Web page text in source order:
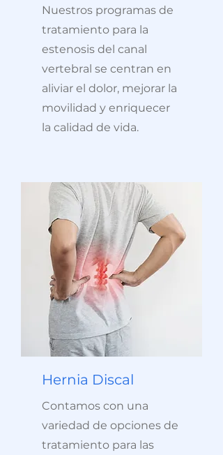
Nuestros programas de
tratamiento para la
estenosis del canal
vertebral se centran en
aliviar el dolor, mejorar la
movilidad y enriquecer
la calidad de vida.
Hernia Discal
Contamos con una
variedad de opciones de
tratamiento para las